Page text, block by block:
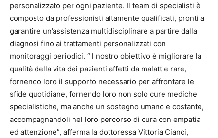
personalizzato per ogni paziente. Il team di specialisti è
composto da professionisti altamente qualificati, pronti a
garantire un’assistenza multidisciplinare a partire dalla
diagnosi fino ai trattamenti personalizzati con
monitoraggi periodici. “Il nostro obiettivo è migliorare la
qualità della vita dei pazienti affetti da malattie rare,
fornendo loro il supporto necessario per affrontare le
sfide quotidiane, fornendo loro non solo cure mediche
specialistiche, ma anche un sostegno umano e costante,
accompagnandoli nel loro percorso di cura con empatia
ed attenzione”, afferma la dottoressa Vittoria Cianci,